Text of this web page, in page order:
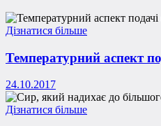
Дізнатися більше
Температурний аспект
24.10.2017
Дізнатися більше